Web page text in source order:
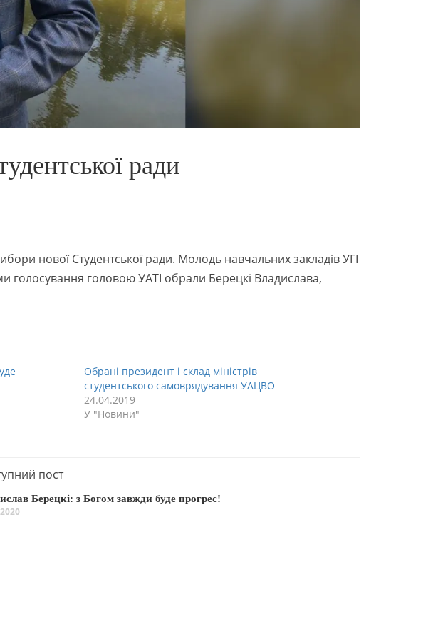
ради
нової Студентської ради. Молодь навчальних закладів УГІ
голосування головою УАТІ обрали Берецкі Владислава,
Обрані президент і склад міністрів
студентського самоврядування УАЦВО
24.04.2019
У "Новини"
пост
Берецкі: з Богом завжди буде прогрес!